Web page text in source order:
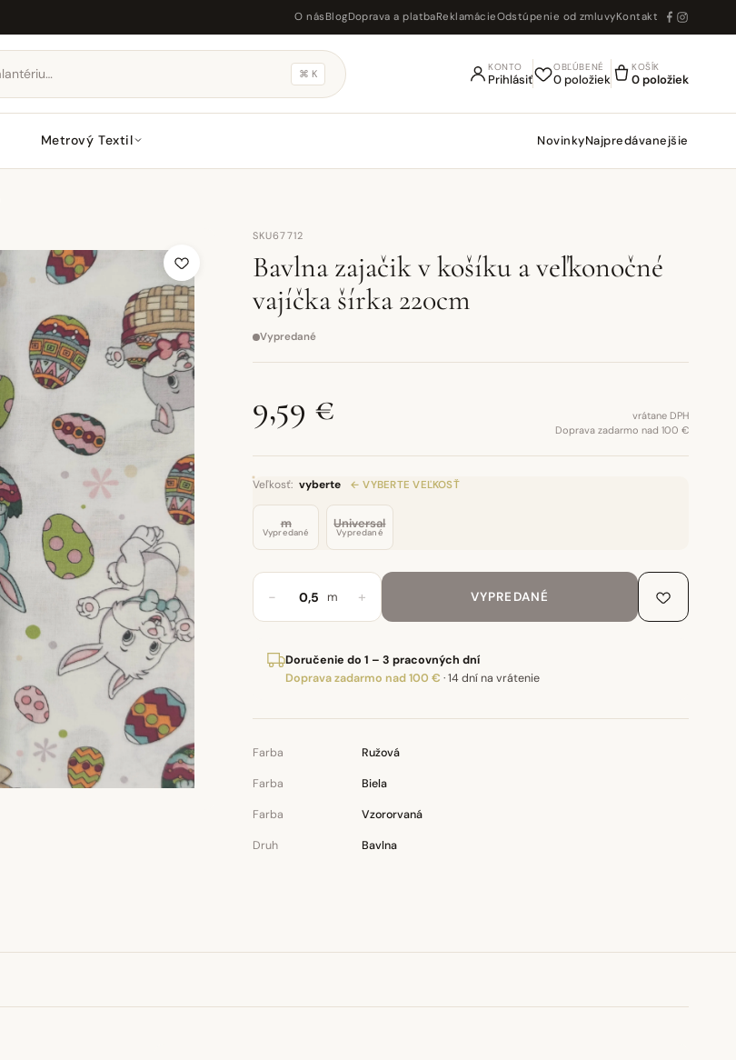
O nás BlogDoprava a platbaReklamácieOdstúpenie od zmluvyKontakt
⌘ K
KONTO
Prihlásiť
OBĽÚBENÉ
0 položiek
KOŠÍK
0 položiek
Metrový Textil NovinkyNajpredávanejšie
SKU67712
Bavlna zajačik v košíku a veľkonočné
vajíčka šírka 220cm
Vypredané
9,59 €
vrátane DPH
Doprava zadarmo nad 100 €
Veľkosť: vyberte ← VYBERTE VEĽKOSŤ
m
Vypredané
Universal
Vypredané
− m + VYPREDANÉ
Doručenie do 1 – 3 pracovných dní
Doprava zadarmo nad 100 € ·14 dní na vrátenie
Farba Ružová
Farba Biela
Farba Vzororvaná
Druh Bavlna